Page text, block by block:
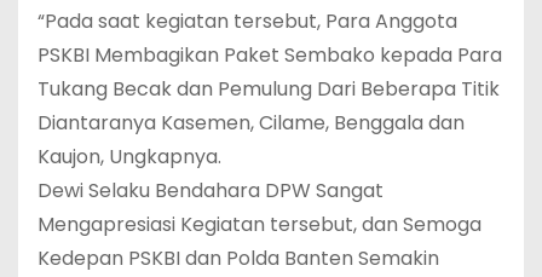
“Pada saat kegiatan tersebut, Para Anggota
PSKBI Membagikan Paket Sembako kepada Para
Tukang Becak dan Pemulung Dari Beberapa Titik
Diantaranya Kasemen, Cilame, Benggala dan
Kaujon, Ungkapnya.
Dewi Selaku Bendahara DPW Sangat
Mengapresiasi Kegiatan tersebut, dan Semoga
Kedepan PSKBI dan Polda Banten Semakin